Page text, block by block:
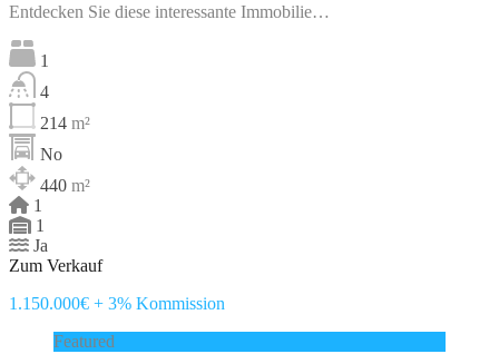
Entdecken Sie diese interessante Immobilie…
1
4
214 m²
No
440 m²
1
1
Ja
Zum Verkauf
1.150.000€ + 3% Kommission
Featured